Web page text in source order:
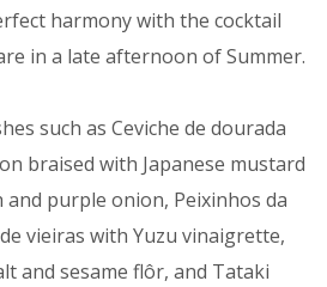
harmony with the cocktail
in a late afternoon of Summer.
such as Ceviche de dourada
braised with Japanese mustard
and purple onion, Peixinhos da
vieiras with Yuzu vinaigrette,
and sesame flôr, and Tataki